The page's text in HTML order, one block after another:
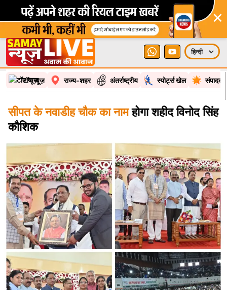
×
टॉप न्यूज़ राज्य-शहर अंतर्राष्ट्रीय स्पोर्ट्स खेल
सीपत के नवाडीह चौक का नामहोगा शहीद विनोद सिंह
कौशिक